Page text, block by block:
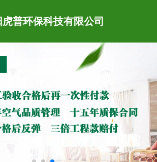
普环保科技有限公司